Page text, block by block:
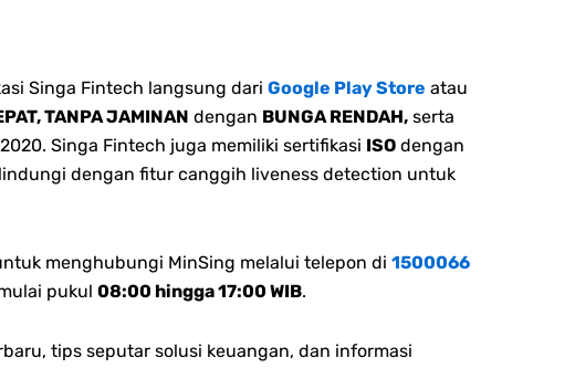
Singa Fintech langsung dari Google Play Store atau
TANPA JAMINAN dengan BUNGA RENDAH, serta
Singa Fintech juga memiliki sertifikasi ISO dengan
dengan fitur canggih liveness detection untuk
menghubungi MinSing melalui telepon di 1500066
pukul 08:00 hingga 17:00 WIB.
tips seputar solusi keuangan, dan informasi